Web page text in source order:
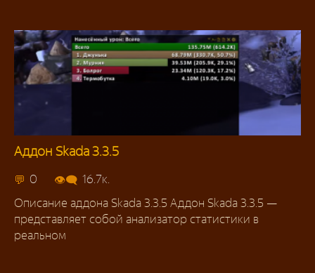
Аддон Skada 3.3.5
0
16.7к.
Описание аддона Skada 3.3.5 Аддон Skada 3.3.5 —
представляет собой анализатор статистики в
реальном